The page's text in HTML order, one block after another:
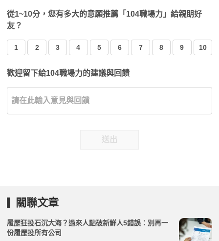
從1~10分，您有多大的意願推薦「104職場力」給親朋好
友？
1 2 3 4 5 6 7 8 9 10
歡迎留下給104職場力的建議與回饋
送出
關聯文章
履歷狂投石沉大海？過來人點破新鮮人5錯誤：別再一
份履歷投所有公司